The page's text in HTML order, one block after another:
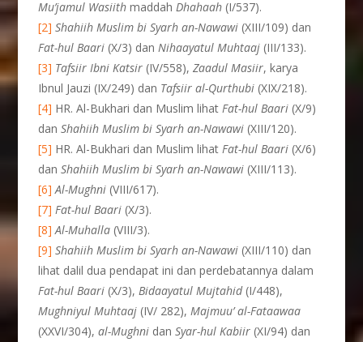
Mu’jamul Wasiith maddahDhahaah (I/537).
[2] Shahiih Muslim bi Syarh an-Nawawi (XIII/109) dan
Fat-hul Baari (X/3) danNihaayatul Muhtaaj (III/133).
[3] Tafsiir Ibni Katsir (IV/558),Zaadul Masiir, karya
Ibnul Jauzi (IX/249) dan Tafsiir al-Qurthubi (XIX/218).
[4] HR. Al-Bukhari dan Muslim lihatFat-hul Baari (X/9)
danShahiih Muslim bi Syarh an-Nawawi (XIII/120).
[5] HR. Al-Bukhari dan Muslim lihatFat-hul Baari (X/6)
danShahiih Muslim bi Syarh an-Nawawi (XIII/113).
[6] Al-Mughni (VIII/617).
[7] Fat-hul Baari (X/3).
[8] Al-Muhalla (VIII/3).
[9] Shahiih Muslim bi Syarh an-Nawawi (XIII/110) dan
lihat dalil dua pendapat ini dan perdebatannya dalam
Fat-hul Baari (X/3),Bidaayatul Mujtahid(I/448),
Mughniyul Muhtaaj (IV/ 282),Majmuu’ al-Fataawaa
(XXVI/304),al-Mughni danSyar-hul Kabiir (XI/94) dan